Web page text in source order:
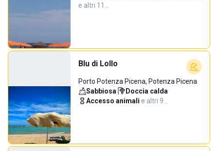
e altri 11…
Blu di Lollo
Porto Potenza Picena, Potenza Picena
Sabbiosa· Doccia calda·
Accesso animali·e altri 9…